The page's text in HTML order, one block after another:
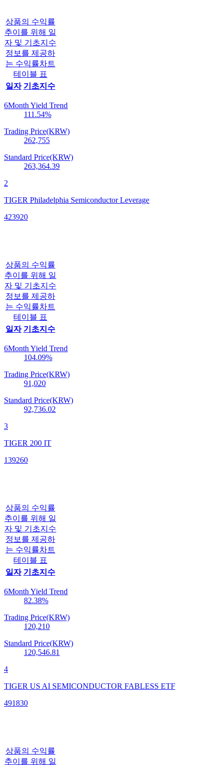
상품의 수익률
추이를 위해 일
자 및 기초지수
정보를 제공하
는 수익률차트
테이블 표
일자 기초지수
6Month Yield Trend
111.54%
Trading Price(KRW)
262,755
Standard Price(KRW)
263,364.39
2
TIGER Philadelphia Semiconductor Leverage
423920
상품의 수익률
추이를 위해 일
자 및 기초지수
정보를 제공하
는 수익률차트
테이블 표
일자 기초지수
6Month Yield Trend
104.09%
Trading Price(KRW)
91,020
Standard Price(KRW)
92,736.02
3
TIGER 200 IT
139260
상품의 수익률
추이를 위해 일
자 및 기초지수
정보를 제공하
는 수익률차트
테이블 표
일자 기초지수
6Month Yield Trend
82.38%
Trading Price(KRW)
120,210
Standard Price(KRW)
120,546.81
4
TIGER US AI SEMICONDUCTOR FABLESS ETF
491830
상품의 수익률
추이를 위해 일